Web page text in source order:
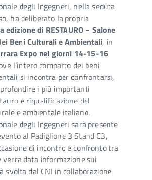
degli Ingegneri, nella seduta
ha deliberato la propria
edizione di RESTAURO – Salone
Beni Culturali e Ambientali, in
Expo nei giorni 14-15-16
l’intero comparto dei beni
si incontra per confrontarsi,
i più importanti
e riqualificazione del
e ambientale italiano.
degli Ingegneri sarà presente
al Padiglione 3 Stand C3,
di incontro e confronto tra
verrà data informazione sui
svolta dal CNI in collaborazione